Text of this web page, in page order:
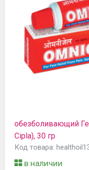
обезболивающий
Cipla), 30 гр
Код товара:
в наличии